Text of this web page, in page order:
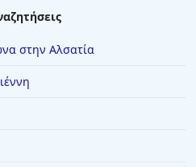
στην Αλσατία